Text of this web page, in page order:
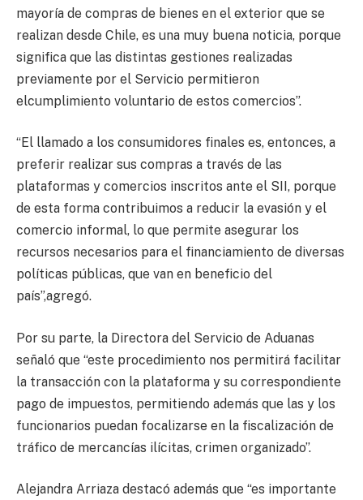
mayoría de compras de bienes en el exterior que se
realizan desde Chile, es una muy buena noticia, porque
significa que las distintas gestiones realizadas
previamente por el Servicio permitieron
elcumplimiento voluntario de estos comercios”.
“El llamado a los consumidores finales es, entonces, a
preferir realizar sus compras a través de las
plataformas y comercios inscritos ante el SII, porque
de esta forma contribuimos a reducir la evasión y el
comercio informal, lo que permite asegurar los
recursos necesarios para el financiamiento de diversas
políticas públicas, que van en beneficio del
país”,agregó.
Por su parte, la Directora del Servicio de Aduanas
señaló que “este procedimiento nos permitirá facilitar
la transacción con la plataforma y su correspondiente
pago de impuestos, permitiendo además que las y los
funcionarios puedan focalizarse en la fiscalización de
tráfico de mercancías ilícitas, crimen organizado”.
Alejandra Arriaza destacó además que “es importante